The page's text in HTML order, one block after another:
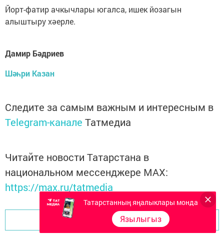
Йорт-фатир ачкычлары югалса, ишек йозагын
алыштыру хәерле.
Дамир Бәдриев
Шәһри Казан
Следите за самым важным и интересным в
Telegram-канале Татмедиа
Читайте новости Татарстана в
национальном мессенджере MАХ:
https://max.ru/tatmedia
Перейти на страницу новости
Татарстанның яңалыклары монда
Язылыгыз